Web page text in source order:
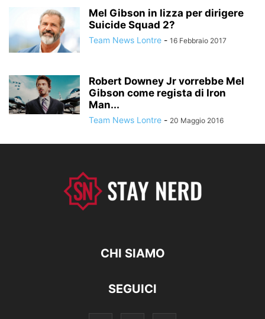
Mel Gibson in lizza per dirigere
Suicide Squad 2?
Team News Lontre - 16 Febbraio 2017
Robert Downey Jr vorrebbe Mel
Gibson come regista di Iron
Man...
Team News Lontre - 20 Maggio 2016
CHI SIAMO
SEGUICI